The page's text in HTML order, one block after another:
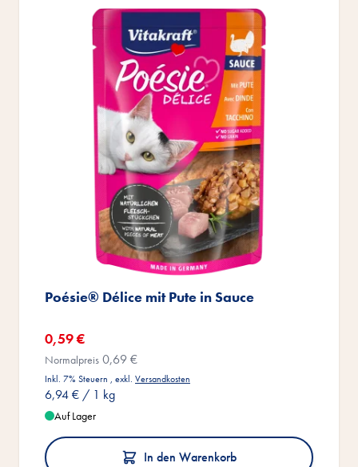
Poésie® Délice mit Pute in Sauce
Sonderangebot
0,59 €
Normalpreis 0,69 €
Inkl. 7% Steuern , exkl. Versandkosten
6,94 € / 1 kg
Auf Lager
In den Warenkorb